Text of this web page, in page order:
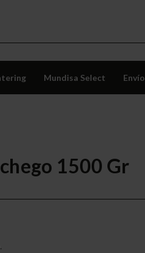
Mundisa Select
1500 Gr